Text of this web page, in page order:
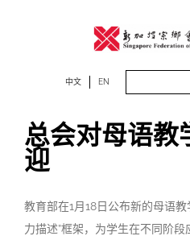
中文 EN
总会对母语教
迎
教育部在1月18日公布新的母语
力描述”框架，为学生在不同阶